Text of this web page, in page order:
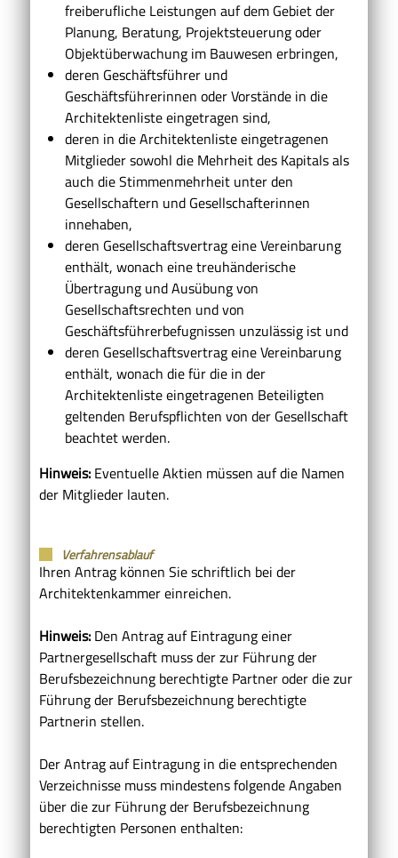
freiberufliche Leistungen auf dem Gebiet der
Planung, Beratung, Projektsteuerung oder
Objektüberwachung im Bauwesen erbringen,
deren Geschäftsführer und
Geschäftsführerinnen oder Vorstände in die
Architektenliste eingetragen sind,
deren in die Architektenliste eingetragenen
Mitglieder sowohl die Mehrheit des Kapitals als
auch die Stimmenmehrheit unter den
Gesellschaftern und Gesellschafterinnen
innehaben,
deren Gesellschaftsvertrag eine Vereinbarung
enthält, wonach eine treuhänderische
Übertragung und Ausübung von
Gesellschaftsrechten und von
Geschäftsführerbefugnissen unzulässig ist und
deren Gesellschaftsvertrag eine Vereinbarung
enthält, wonach die für die in der
Architektenliste eingetragenen Beteiligten
geltenden Berufspflichten von der Gesellschaft
beachtet werden.
Hinweis: Eventuelle Aktien müssen auf die Namen
der Mitglieder lauten.
Verfahrensablauf
Ihren Antrag können Sie schriftlich bei der
Architektenkammer einreichen.
Hinweis: Den Antrag auf Eintragung einer
Partnergesellschaft muss der zur Führung der
Berufsbezeichnung berechtigte Partner oder die zur
Führung der Berufsbezeichnung berechtigte
Partnerin stellen.
Der Antrag auf Eintragung in die entsprechenden
Verzeichnisse muss mindestens folgende Angaben
über die zur Führung der Berufsbezeichnung
berechtigten Personen enthalten: